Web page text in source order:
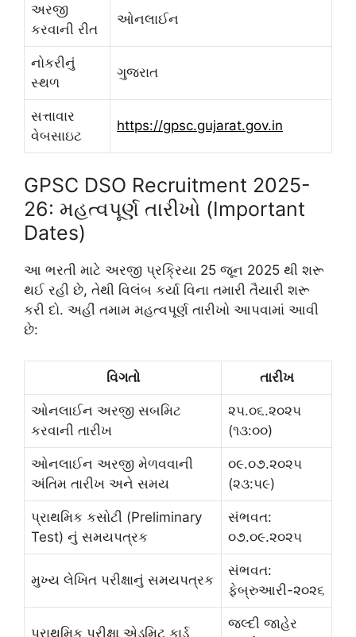
અરજી
કરવાની રીત
ઓનલાઈન
નોકરીનું
સ્થળ
ગુજરાત
સત્તાવાર
વેબસાઇટ
https://gpsc.gujarat.gov.in
GPSC DSO Recruitment 2025-
26: મહત્વપૂર્ણ તારીખો (Important
Dates)
આ ભરતી માટે અરજી પ્રક્રિયા 25 જૂન 2025 થી શરૂ
થઈ રહી છે, તેથી વિલંબ કર્યા વિના તમારી તૈયારી શરૂ
કરી દો. અહીં તમામ મહત્વપૂર્ણ તારીખો આપવામાં આવી
છે:
વિગતો તારીખ
ઓનલાઈન અરજી સબમિટ
કરવાની તારીખ
૨૫.૦૬.૨૦૨૫
(૧૩:૦૦)
ઓનલાઈન અરજી મેળવવાની
અંતિમ તારીખ અને સમય
૦૯.૦૭.૨૦૨૫
(૨૩:૫૯)
પ્રાથમિક કસોટી (Preliminary
Test) નું સમયપત્રક
સંભવત:
૦૭.૦૯.૨૦૨૫
મુખ્ય લેખિત પરીક્ષાનું સમયપત્રક
સંભવત:
ફેબ્રુઆરી-૨૦૨૬
પ્રાથમિક પરીક્ષા એડમિટ કાર્ડ
જલ્દી જાહેર